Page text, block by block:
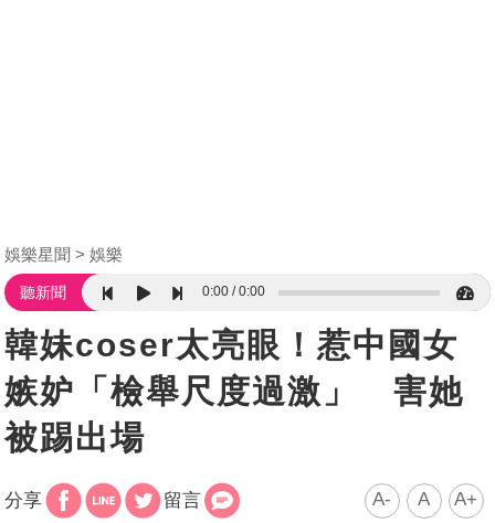
娛樂星聞 娛樂
聽新聞 0:00 0:00
韓妹coser太亮眼！惹中國女
嫉妒「檢舉尺度過激」 害她
被踢出場
分享 留言 A- A A+